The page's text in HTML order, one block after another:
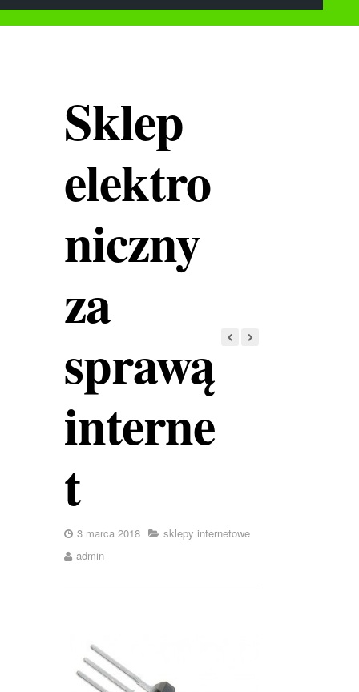
Sklep
elektro
niczny
za
sprawą
interne
t
3 marca 2018
sklepy internetowe
admin